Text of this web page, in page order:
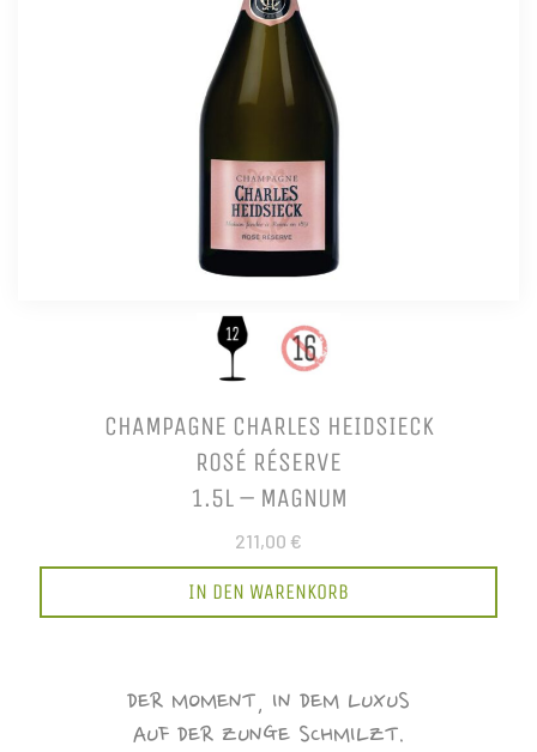
CHAMPAGNE CHARLES HEIDSIECK
ROSÉ RÉSERVE
1.5L – MAGNUM
211,00 €
IN DEN WARENKORB
DER MOMENT, IN DEM LUXUS
AUF DER ZUNGE SCHMILZT.